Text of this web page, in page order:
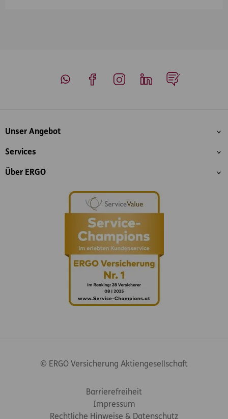
Inhaltsübersicht
Unser Angebot
Services
Über ERGO
© ERGO Versicherung Aktiengesellschaft
Barrierefreiheit
Impressum
Rechtliche Hinweise & Datenschutz